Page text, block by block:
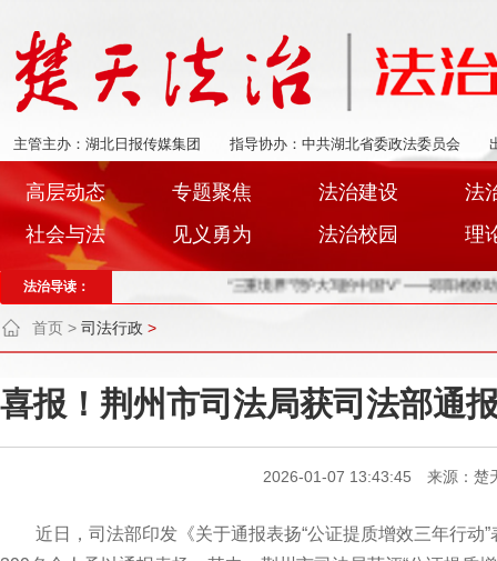
主管主办：湖北日报传媒集团 指导协办：中共湖北省委政法委员会
高层动态 专题聚焦 法治建设
法
社会与法
见义勇为 法治校园 理
法治导读： “三重境界”守护大写的中国“V” ——郧阳检察助力
首页 > 司法行政 >
喜报！荆州市司法局获司法部通
2026-01-07 13:43:45 来源：楚
近日，司法部印发《关于通报表扬“公证提质增效三年行动”